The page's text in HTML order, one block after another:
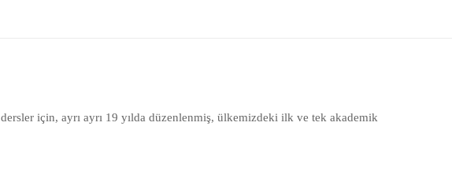
için, ayrı ayrı 19 yılda düzenlenmiş, ülkemizdeki ilk ve tek akademik